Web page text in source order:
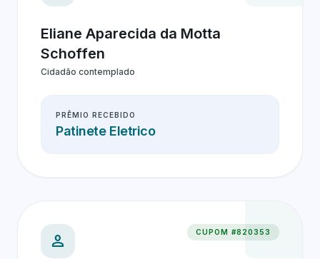
Eliane Aparecida da Motta
Schoffen
Cidadão contemplado
PRÊMIO RECEBIDO
Patinete Eletrico
person CUPOM #820353